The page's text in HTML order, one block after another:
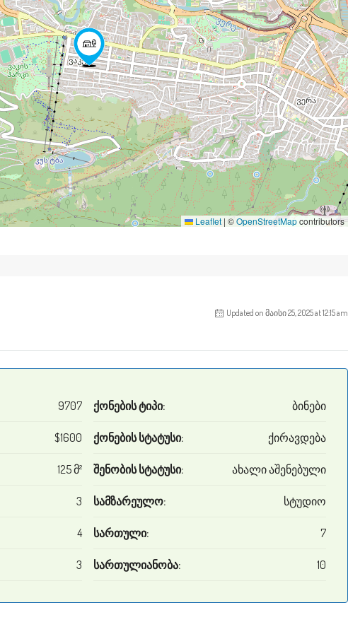
Leaflet | ©OpenStreetMapcontributors
Updated on მაისი 25, 2025 at 12:15 am
9707
$1600
125 მ²
3
4
3
ქონების ტიპი: ბინები
ქონების სტატუსი: ქირავდება
შენობის სტატუსი: ახალი აშენებული
სამზარეულო: სტუდიო
სართული: 7
სართულიანობა: 10